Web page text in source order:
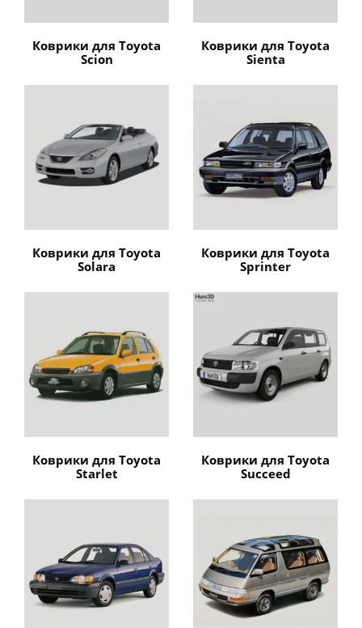
Коврики для Toyota
Scion
Коврики для Toyota
Sienta
Коврики для Toyota
Solara
Коврики для Toyota
Sprinter
Коврики для Toyota
Starlet
Коврики для Toyota
Succeed